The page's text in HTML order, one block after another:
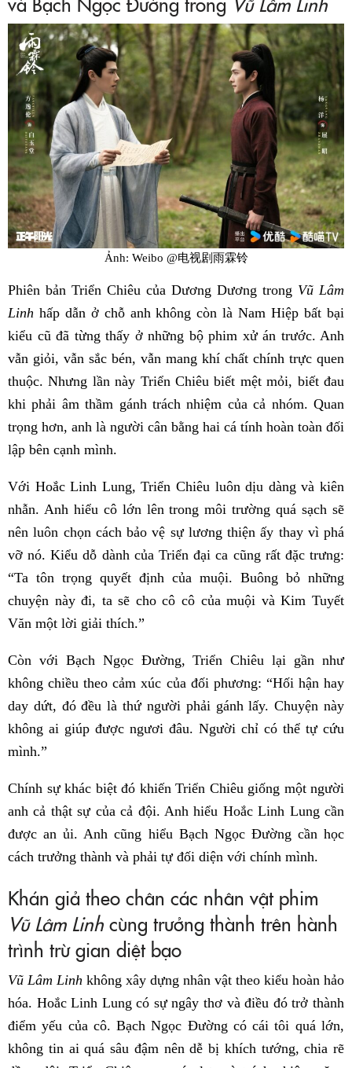
Ảnh: Weibo @电视剧雨霖铃
Phiên bản Triển Chiêu của Dương Dương trong Vũ Lâm
Linh hấp dẫn ở chỗ anh không còn là Nam Hiệp bất bại
kiểu cũ đã từng thấy ở những bộ phim xử án trước. Anh
vẫn giỏi, vẫn sắc bén, vẫn mang khí chất chính trực quen
thuộc. Nhưng lần này Triển Chiêu biết mệt mỏi, biết đau
khi phải âm thầm gánh trách nhiệm của cả nhóm. Quan
trọng hơn, anh là người cân bằng hai cá tính hoàn toàn đối
lập bên cạnh mình.
Với Hoắc Linh Lung, Triển Chiêu luôn dịu dàng và kiên
nhẫn. Anh hiểu cô lớn lên trong môi trường quá sạch sẽ
nên luôn chọn cách bảo vệ sự lương thiện ấy thay vì phá
vỡ nó. Kiểu dỗ dành của Triển đại ca cũng rất đặc trưng:
“Ta tôn trọng quyết định của muội. Buông bỏ những
chuyện này đi, ta sẽ cho cô cô của muội và Kim Tuyết
Văn một lời giải thích.”
Còn với Bạch Ngọc Đường, Triển Chiêu lại gần như
không chiều theo cảm xúc của đối phương: “Hối hận hay
day dứt, đó đều là thứ người phải gánh lấy. Chuyện này
không ai giúp được ngươi đâu. Người chỉ có thể tự cứu
mình.”
Chính sự khác biệt đó khiến Triển Chiêu giống một người
anh cả thật sự của cả đội. Anh hiểu Hoắc Linh Lung cần
được an ủi. Anh cũng hiểu Bạch Ngọc Đường cần học
cách trưởng thành và phải tự đối diện với chính mình.
Khán giả theo chân các nhân vật phim
Vũ Lâm Linh cùng trưởng thành trên hành
trình trừ gian diệt bạo
Vũ Lâm Linh không xây dựng nhân vật theo kiểu hoàn hảo
hóa. Hoắc Linh Lung có sự ngây thơ và điều đó trở thành
điểm yếu của cô. Bạch Ngọc Đường có cái tôi quá lớn,
không tin ai quá sâu đậm nên dễ bị khích tướng, chia rẽ